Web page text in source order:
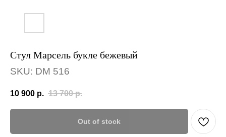
Cтул Марсель букле бежевый
SKU: DM 516
10 900 р. 13 700 р.
Out of stock